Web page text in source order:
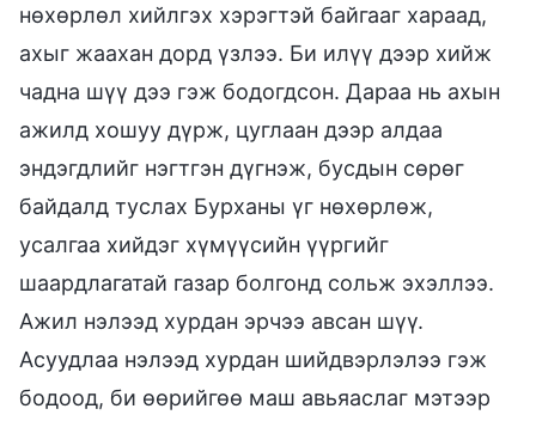
нөхөрлөл хийлгэх хэрэгтэй байгааг хараад,
ахыг жаахан дорд үзлээ. Би илүү дээр хийж
чадна шүү дээ гэж бодогдсон. Дараа нь ахын
ажилд хошуу дүрж, цуглаан дээр алдаа
эндэгдлийг нэгтгэн дүгнэж, бусдын сөрөг
байдалд туслах Бурханы үг нөхөрлөж,
усалгаа хийдэг хүмүүсийн үүргийг
шаардлагатай газар болгонд сольж эхэллээ.
Ажил нэлээд хурдан эрчээ авсан шүү.
Асуудлаа нэлээд хурдан шийдвэрлэлээ гэж
бодоод, би өөрийгөө маш авьяаслаг мэтээр